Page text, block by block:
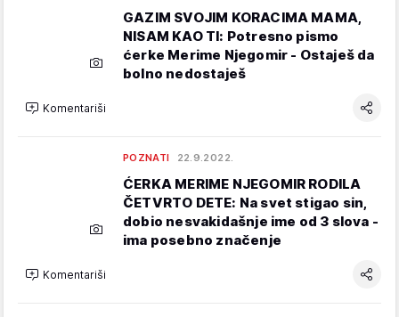
GAZIM SVOJIM KORACIMA MAMA,
NISAM KAO TI: Potresno pismo
ćerke Merime Njegomir - Ostaješ da
bolno nedostaješ
Komentariši
POZNATI 22.9.2022.
ĆERKA MERIME NJEGOMIR RODILA
ČETVRTO DETE: Na svet stigao sin,
dobio nesvakidašnje ime od 3 slova -
ima posebno značenje
Komentariši